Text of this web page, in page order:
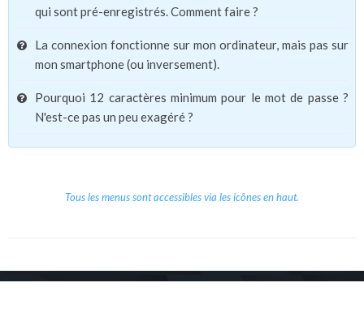
qui sont pré-enregistrés. Comment faire ?
La connexion fonctionne sur mon ordinateur, mais pas sur
mon smartphone (ou inversement).
Pourquoi 12 caractères minimum pour le mot de passe ?
N'est-ce pas un peu exagéré ?
Tous les menus sont accessibles via les icônes en haut.